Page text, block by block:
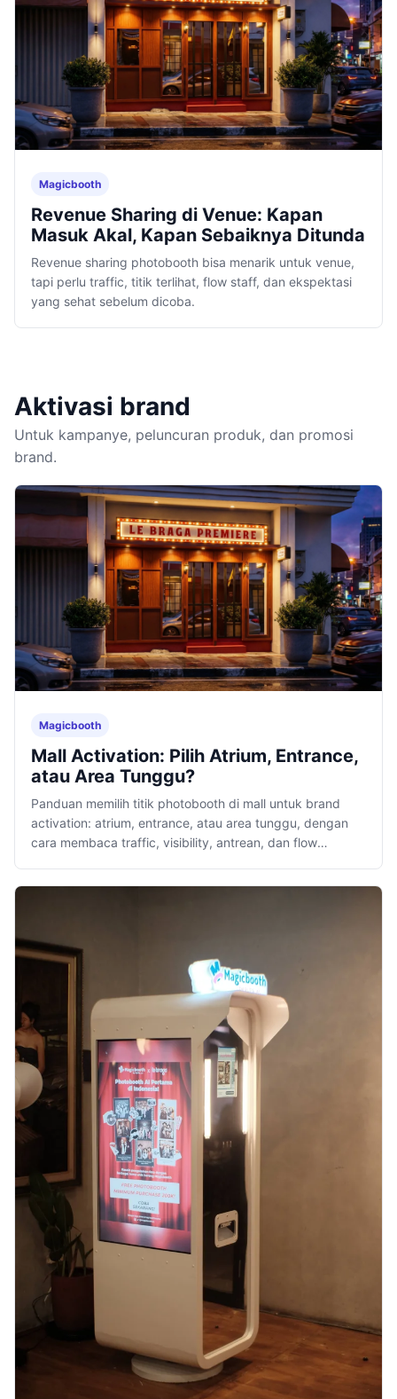
Magicbooth
Revenue Sharing di Venue: Kapan
Masuk Akal, Kapan Sebaiknya Ditunda
Revenue sharing photobooth bisa menarik untuk venue,
tapi perlu traffic, titik terlihat, flow staff, dan ekspektasi
yang sehat sebelum dicoba.
Aktivasi brand
Untuk kampanye, peluncuran produk, dan promosi
brand.
Magicbooth
Mall Activation: Pilih Atrium, Entrance,
atau Area Tunggu?
Panduan memilih titik photobooth di mall untuk brand
activation: atrium, entrance, atau area tunggu, dengan
cara membaca traffic, visibility, antrean, dan flow